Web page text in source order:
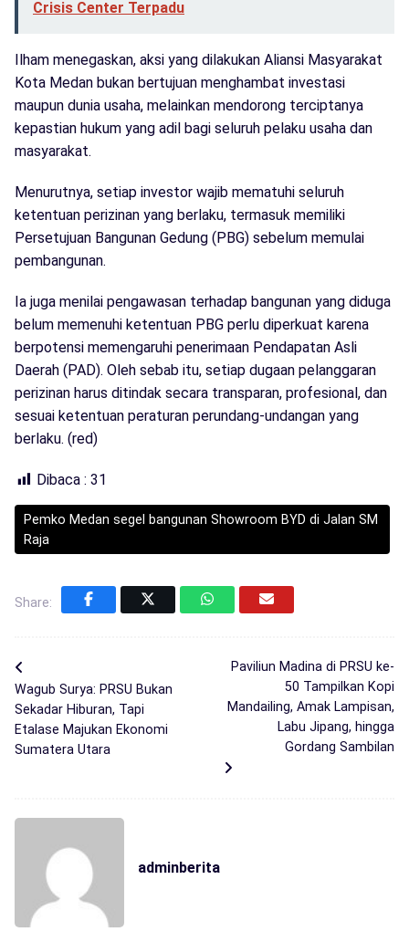
Crisis Center Terpadu
Ilham menegaskan, aksi yang dilakukan Aliansi Masyarakat
Kota Medan bukan bertujuan menghambat investasi
maupun dunia usaha, melainkan mendorong terciptanya
kepastian hukum yang adil bagi seluruh pelaku usaha dan
masyarakat.
Menurutnya, setiap investor wajib mematuhi seluruh
ketentuan perizinan yang berlaku, termasuk memiliki
Persetujuan Bangunan Gedung (PBG) sebelum memulai
pembangunan.
Ia juga menilai pengawasan terhadap bangunan yang diduga
belum memenuhi ketentuan PBG perlu diperkuat karena
berpotensi memengaruhi penerimaan Pendapatan Asli
Daerah (PAD). Oleh sebab itu, setiap dugaan pelanggaran
perizinan harus ditindak secara transparan, profesional, dan
sesuai ketentuan peraturan perundang-undangan yang
berlaku. (red)
Dibaca : 31
Pemko Medan segel bangunan Showroom BYD di Jalan SM
Raja
Share:
Wagub Surya: PRSU Bukan
Sekadar Hiburan, Tapi
Etalase Majukan Ekonomi
Sumatera Utara
Paviliun Madina di PRSU ke-
50 Tampilkan Kopi
Mandailing, Amak Lampisan,
Labu Jipang, hingga
Gordang Sambilan
adminberita